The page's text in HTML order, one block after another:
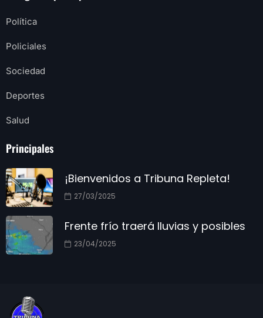
Política
Policiales
Sociedad
Deportes
Salud
Principales
¡Bienvenidos a Tribuna Repleta!
27/03/2025
Frente frío traerá lluvias y posibles
23/04/2025